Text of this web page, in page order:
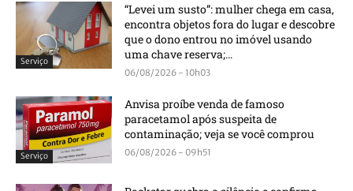
Serviço
“Levei um susto”: mulher chega em casa,
encontra objetos fora do lugar e descobre
que o dono entrou no imóvel usando
uma chave reserva;...
06/08/2026 - 10h03
Serviço
Anvisa proíbe venda de famoso
paracetamol após suspeita de
contaminação; veja se você comprou
06/08/2026 - 09h51